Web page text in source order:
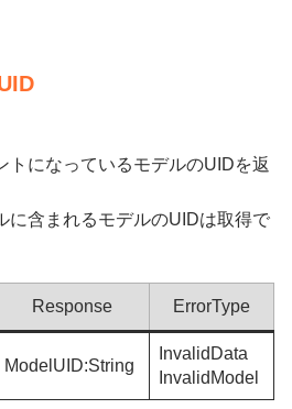
トになっているモデルのUIDを返
に含まれるモデルのUIDは取得で
Response ErrorType
ModelUID:String
InvalidData
InvalidModel